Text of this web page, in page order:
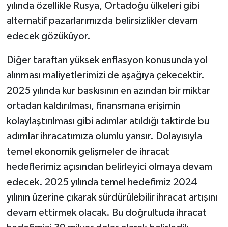
yılında özellikle Rusya, Ortadoğu ülkeleri gibi
alternatif pazarlarımızda belirsizlikler devam
edecek gözüküyor.
Diğer taraftan yüksek enflasyon konusunda yol
alınması maliyetlerimizi de aşağıya çekecektir.
2025 yılında kur baskısının en azından bir miktar
ortadan kaldırılması, finansmana erişimin
kolaylaştırılması gibi adımlar atıldığı taktirde bu
adımlar ihracatımıza olumlu yansır. Dolayısıyla
temel ekonomik gelişmeler de ihracat
hedeflerimiz açısından belirleyici olmaya devam
edecek. 2025 yılında temel hedefimiz 2024
yılının üzerine çıkarak sürdürülebilir ihracat artışını
devam ettirmek olacak. Bu doğrultuda ihracat